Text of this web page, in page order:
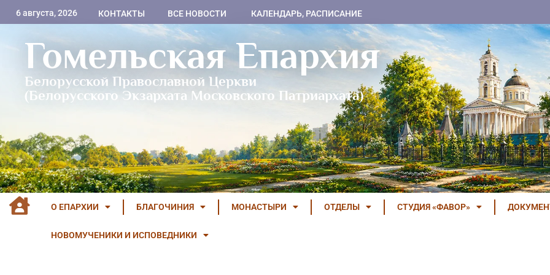
6 августа, 2026 КОНТАКТЫ ВСЕ НОВОСТИ КАЛЕНДАРЬ, РАСПИСАНИЕ
Гомельская Епархия
Белорусской Православной Церкви
(Белорусского Экзархата Московского Патриархата)
О ЕПАРХИИ БЛАГОЧИНИЯ МОНАСТЫРИ ОТДЕЛЫ СТУДИЯ «ФАВОР»
НОВОМУЧЕНИКИ И ИСПОВЕДНИКИ